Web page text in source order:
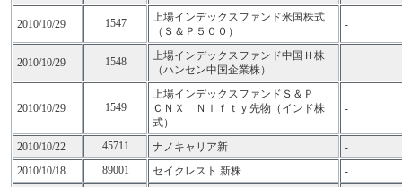
2010/10/29 1547
上場インデックスファンド米国株式
（Ｓ＆Ｐ５００）
-
2010/10/29 1548
上場インデックスファンド中国Ｈ株
（ハンセン中国企業株）
-
2010/10/29 1549
上場インデックスファンドＳ＆Ｐ
ＣＮＸ Ｎｉｆｔｙ先物（インド株
式）
-
2010/10/22 45711 ナノキャリア新
-
2010/10/18
89001 セイクレスト 新株
-